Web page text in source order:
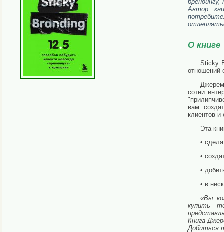
Автор
О книге
Sticky
отношений
сотни
вам
клиентов и
Эта
•
•
•
• в
«Вы
купить
Книга
Добиться